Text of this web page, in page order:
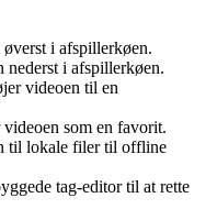
i afspillerkøen.
i afspillerkøen.
videoen til en
som en favorit.
til lokale filer til offline
tag-editor til at rette